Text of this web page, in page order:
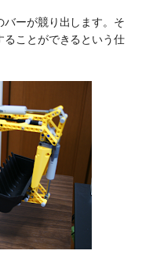
バーが競り出します。そ
ることができるという仕